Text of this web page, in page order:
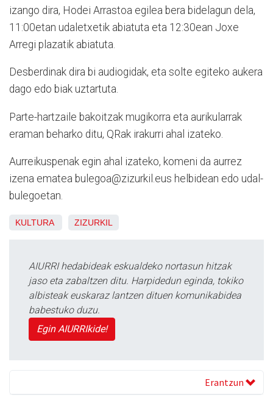
izango dira, Hodei Arrastoa egilea bera bidelagun dela,
11:00etan udaletxetik abiatuta eta 12:30ean Joxe
Arregi plazatik abiatuta.
Desberdinak dira bi audiogidak, eta solte egiteko aukera
dago edo biak uztartuta.
Parte-hartzaile bakoitzak mugikorra eta aurikularrak
eraman beharko ditu, QRak irakurri ahal izateko.
Aurreikuspenak egin ahal izateko, komeni da aurrez
izena ematea bulegoa@zizurkil.eus helbidean edo udal-
bulegoetan.
KULTURA ZIZURKIL
AIURRI hedabideak eskualdeko nortasun hitzak
jaso eta zabaltzen ditu. Harpidedun eginda, tokiko
albisteak euskaraz lantzen dituen komunikabidea
babestuko duzu.
Egin AIURRIkide!
Erantzun